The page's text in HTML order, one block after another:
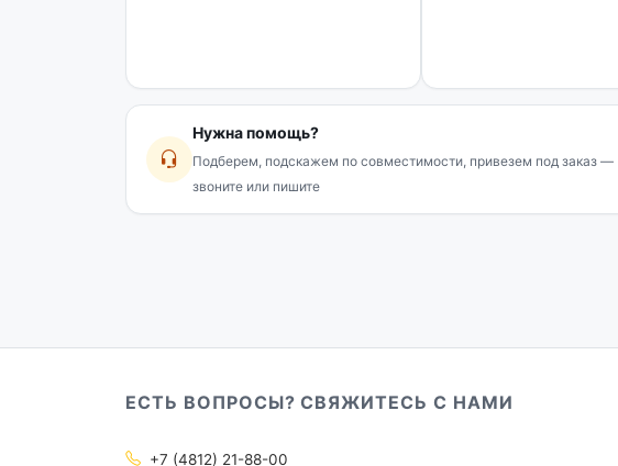
Нужна помощь?
Подберем, подскажем по совместимости, привезем под заказ —
звоните или пишите
ЕСТЬ ВОПРОСЫ? СВЯЖИТЕСЬ С НАМИ
+7 (4812) 21-88-00